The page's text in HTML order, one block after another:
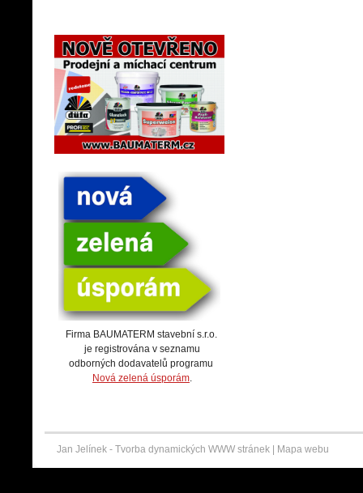
Firma BAUMATERM stavební s.r.o.
je registrována v seznamu
odborných dodavatelů programu
Nová zelená úsporám.
Jan Jelínek - Tvorba dynamických WWW stránek Mapa webu